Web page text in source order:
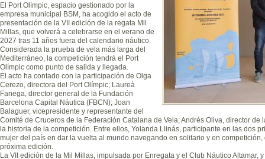
El Port Olímpic, espacio gestionado por la
empresa municipal BSM, ha acogido el acto de
presentación de la VII edición de la regata Mil
Millas, que volverá a celebrarse en el verano de
2027 tras 11 años fuera del calendario náutico.
Considerada la prueba de vela más larga del
Mediterráneo, la competición tendrá el Port
Olímpic como punto de salida y llegada.
El acto ha contado con la participación de Olga
Cerezo, directora del Port Olímpic; Laureà
Fanega, director general de la Fundación
Barcelona Capital Náutica (FBCN); Joan
Balaguer, vicepresidente y representante del
Comité de Cruceros de la Federación Catalana de Vela; Andrés Oliva, director
la historia de la competición. Entre ellos, Yolanda Llinás, participante en las dos
mujer del país en dar la vuelta al mundo navegando en solitario y en
próxima edición.
La VII edición de la Mil Millas, impulsada por Enregata y el Club Náutico Altamar,